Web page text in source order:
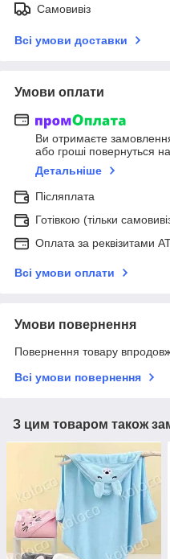
Самовивіз
Всі умови доставки
Умови оплати
Ви отримаєте
або гроші повернуться
Детальніше
Післяплата
Готівкою (тільки
Оплата за реквізитами
Всі умови оплати
Умови повернення
Повернення товару
Всі умови повернення
З цим товаром також